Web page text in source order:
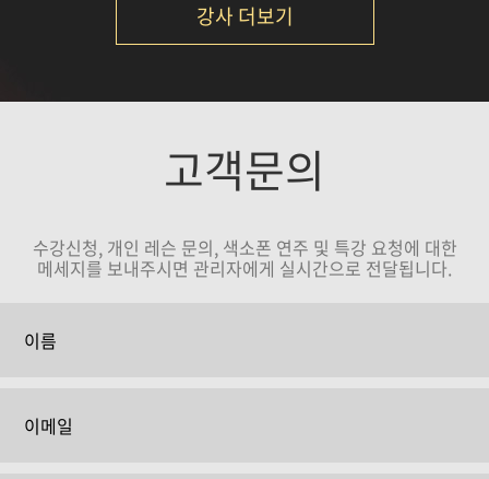
강사 더보기
고객문의
수강신청, 개인 레슨 문의, 색소폰 연주 및 특강 요청에 대한
메세지를 보내주시면 관리자에게 실시간으로 전달됩니다.